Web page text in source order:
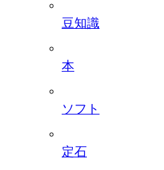
豆知識
本
ソフト
定石